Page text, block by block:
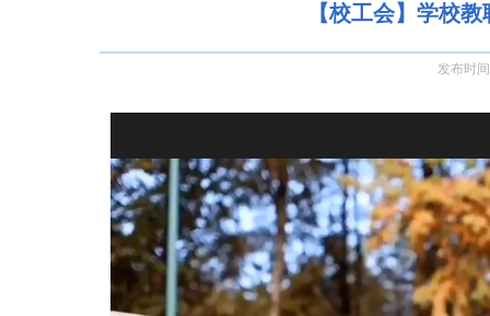
【校工会】学校
发布时